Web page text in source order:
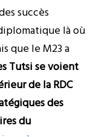
succès
là où
que le M23 a
Tutsi se voient
de la RDC
des
du